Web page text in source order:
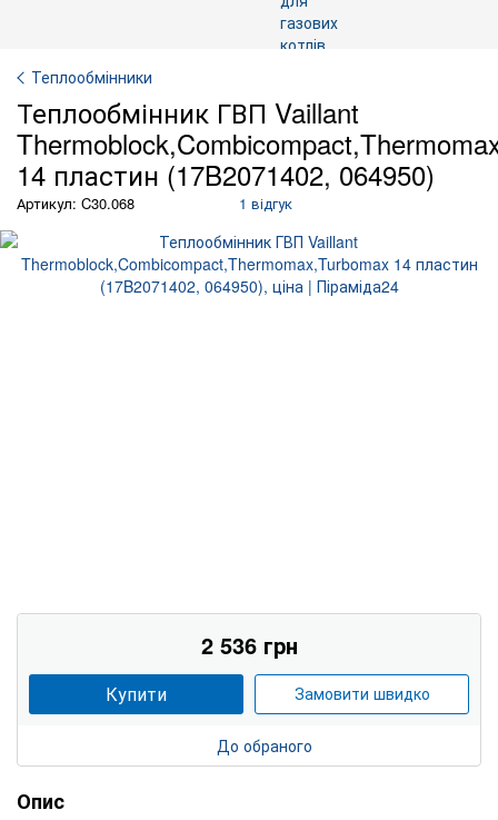
Теплообмінники
Теплообмінник ГВП Vaillant
14 пластин (17B2071402, 064950)
Артикул: C30.068 1 відгук
2 536 грн
Купити Замовити швидко
До обраного
Опис